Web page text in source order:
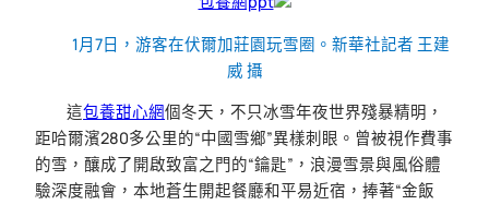
1月7日，游客在伏爾加莊園玩雪圈。新華社記者 王建
威 攝
這包養甜心網個冬天，不只冰雪年夜世界殘暴精明，
距哈爾濱280多公里的“中國雪鄉”異樣刺眼。曾被視作費事
的雪，釀成了開啟致富之門的“鑰匙”，浪漫雪景與風俗體
驗深度融會，本地蒼生開起餐廳和平易近宿，捧著“金飯